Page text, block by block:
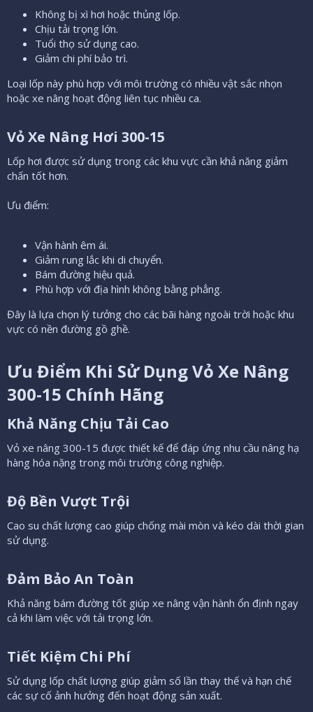
Không bị xì hơi hoặc thủng lốp.
Chịu tải trọng lớn.
Tuổi thọ sử dụng cao.
Giảm chi phí bảo trì.
Loại lốp này phù hợp với môi trường có nhiều vật sắc nhọn
hoặc xe nâng hoạt động liên tục nhiều ca.
Vỏ Xe Nâng Hơi 300-15​
Lốp hơi được sử dụng trong các khu vực cần khả năng giảm
chấn tốt hơn.
Ưu điểm:
Vận hành êm ái.
Giảm rung lắc khi di chuyển.
Bám đường hiệu quả.
Phù hợp với địa hình không bằng phẳng.
Đây là lựa chọn lý tưởng cho các bãi hàng ngoài trời hoặc khu
vực có nền đường gồ ghề.
Ưu Điểm Khi Sử Dụng Vỏ Xe Nâng
300-15 Chính Hãng​
Khả Năng Chịu Tải Cao​
Vỏ xe nâng 300-15 được thiết kế để đáp ứng nhu cầu nâng hạ
hàng hóa nặng trong môi trường công nghiệp.
Độ Bền Vượt Trội​
Cao su chất lượng cao giúp chống mài mòn và kéo dài thời gian
sử dụng.
Đảm Bảo An Toàn​
Khả năng bám đường tốt giúp xe nâng vận hành ổn định ngay
cả khi làm việc với tải trọng lớn.
Tiết Kiệm Chi Phí​
Sử dụng lốp chất lượng giúp giảm số lần thay thế và hạn chế
các sự cố ảnh hưởng đến hoạt động sản xuất.